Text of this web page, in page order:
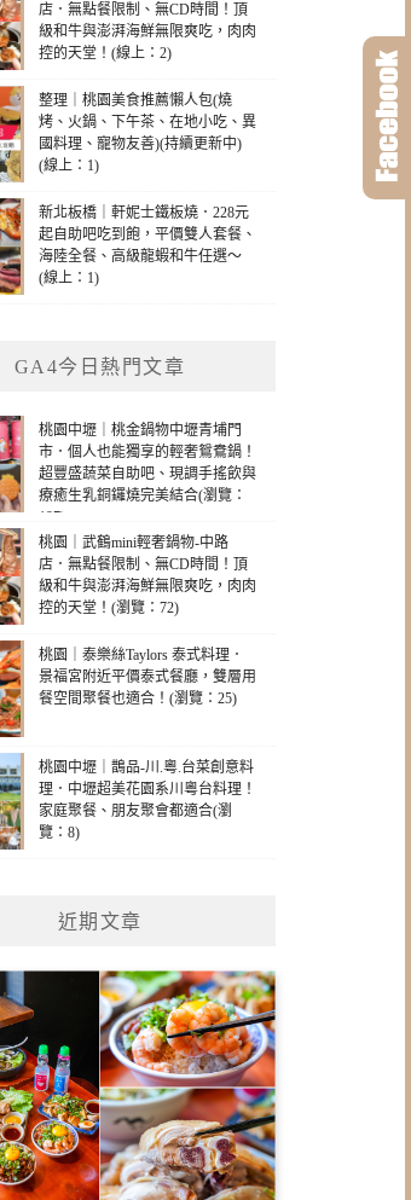
店．無點餐限制、無CD時間！頂
級和牛與澎湃海鮮無限爽吃，肉肉
控的天堂！(線上：2)
整理｜桃園美食推薦懶人包(燒
烤、火鍋、下午茶、在地小吃、異
國料理、寵物友善)(持續更新中)
(線上：1)
新北板橋｜軒妮士鐵板燒．228元
起自助吧吃到飽，平價雙人套餐、
海陸全餐、高級龍蝦和牛任選～
(線上：1)
GA4今日熱門文章
桃園中壢｜桃金鍋物中壢青埔門
市．個人也能獨享的輕奢鴛鴦鍋！
超豐盛蔬菜自助吧、現調手搖飲與
療癒生乳銅鑼燒完美結合(瀏覽：
197)
桃園｜武鶴mini輕奢鍋物-中路
店．無點餐限制、無CD時間！頂
級和牛與澎湃海鮮無限爽吃，肉肉
控的天堂！(瀏覽：72)
桃園｜泰樂絲Taylors 泰式料理．
景福宮附近平價泰式餐廳，雙層用
餐空間聚餐也適合！(瀏覽：25)
桃園中壢｜鵲品-川.粵.台菜創意料
理．中壢超美花園系川粵台料理！
家庭聚餐、朋友聚會都適合(瀏
覽：8)
近期文章